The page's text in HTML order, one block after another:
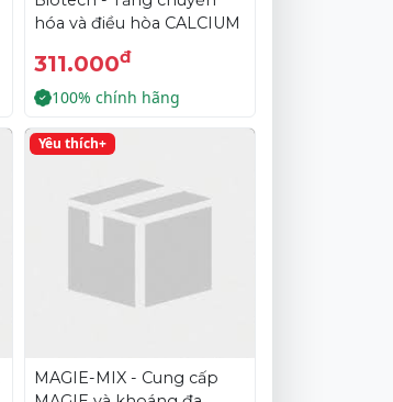
hóa và điều hòa CALCIUM
311.000đ
100% chính hãng
Yêu thích+
MAGIE-MIX - Cung cấp